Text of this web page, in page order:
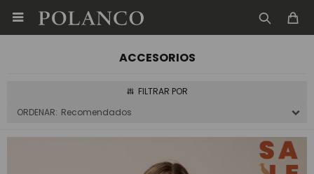

ACCESORIOS
Recomendados